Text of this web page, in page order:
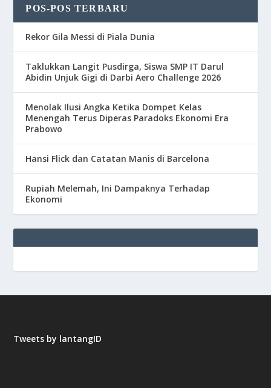
POS-POS TERBARU
Rekor Gila Messi di Piala Dunia
Taklukkan Langit Pusdirga, Siswa SMP IT Darul
Abidin Unjuk Gigi di Darbi Aero Challenge 2026
Menolak Ilusi Angka Ketika Dompet Kelas
Menengah Terus Diperas Paradoks Ekonomi Era
Prabowo
Hansi Flick dan Catatan Manis di Barcelona
Rupiah Melemah, Ini Dampaknya Terhadap
Ekonomi
Tweets by lantangID